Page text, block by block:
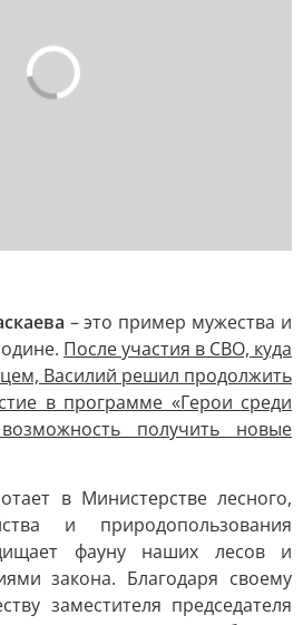
– это пример мужества и
После участия в СВО, куда
Василий решил продолжить
в программе «Герои среди
получить новые
в Министерстве лесного,
и природопользования
фауну наших лесов и
закона. Благодаря своему
заместителя председателя